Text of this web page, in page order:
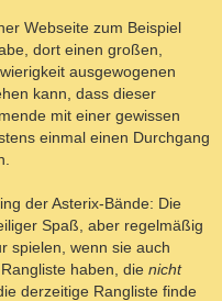
Webseite zum Beispiel
dort einen großen,
ausgewogenen
kann, dass dieser
mit einer gewissen
einmal einen Durchgang
der Asterix-Bände: Die
Spaß, aber regelmäßig
spielen, wenn sie auch
haben, die nicht
derzeitige Rangliste finde